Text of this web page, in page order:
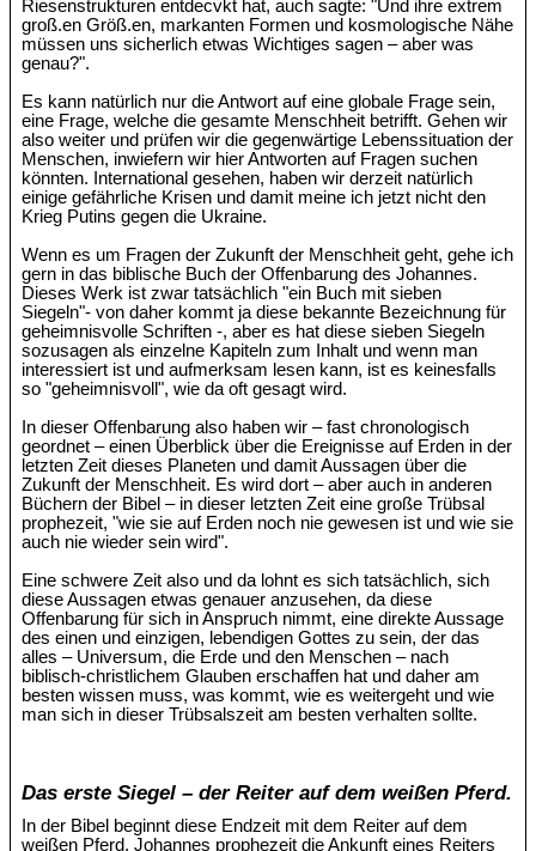
Riesenstrukturen entdecvkt hat, auch sagte: "Und ihre extrem
groß.en Größ.en, markanten Formen und kosmologische Nähe
müssen uns sicherlich etwas Wichtiges sagen – aber was
genau?".
Es kann natürlich nur die Antwort auf eine globale Frage sein,
eine Frage, welche die gesamte Menschheit betrifft. Gehen wir
also weiter und prüfen wir die gegenwärtige Lebenssituation der
Menschen, inwiefern wir hier Antworten auf Fragen suchen
könnten. International gesehen, haben wir derzeit natürlich
einige gefährliche Krisen und damit meine ich jetzt nicht den
Krieg Putins gegen die Ukraine.
Wenn es um Fragen der Zukunft der Menschheit geht, gehe ich
gern in das biblische Buch der Offenbarung des Johannes.
Dieses Werk ist zwar tatsächlich "ein Buch mit sieben
Siegeln"- von daher kommt ja diese bekannte Bezeichnung für
geheimnisvolle Schriften -, aber es hat diese sieben Siegeln
sozusagen als einzelne Kapiteln zum Inhalt und wenn man
interessiert ist und aufmerksam lesen kann, ist es keinesfalls
so "geheimnisvoll", wie da oft gesagt wird.
In dieser Offenbarung also haben wir – fast chronologisch
geordnet – einen Überblick über die Ereignisse auf Erden in der
letzten Zeit dieses Planeten und damit Aussagen über die
Zukunft der Menschheit. Es wird dort – aber auch in anderen
Büchern der Bibel – in dieser letzten Zeit eine große Trübsal
prophezeit, "wie sie auf Erden noch nie gewesen ist und wie sie
auch nie wieder sein wird".
Eine schwere Zeit also und da lohnt es sich tatsächlich, sich
diese Aussagen etwas genauer anzusehen, da diese
Offenbarung für sich in Anspruch nimmt, eine direkte Aussage
des einen und einzigen, lebendigen Gottes zu sein, der das
alles – Universum, die Erde und den Menschen – nach
biblisch-christlichem Glauben erschaffen hat und daher am
besten wissen muss, was kommt, wie es weitergeht und wie
man sich in dieser Trübsalszeit am besten verhalten sollte.
Das erste Siegel – der Reiter auf dem weißen Pferd.
In der Bibel beginnt diese Endzeit mit dem Reiter auf dem
weißen Pferd. Johannes prophezeit die Ankunft eines Reiters